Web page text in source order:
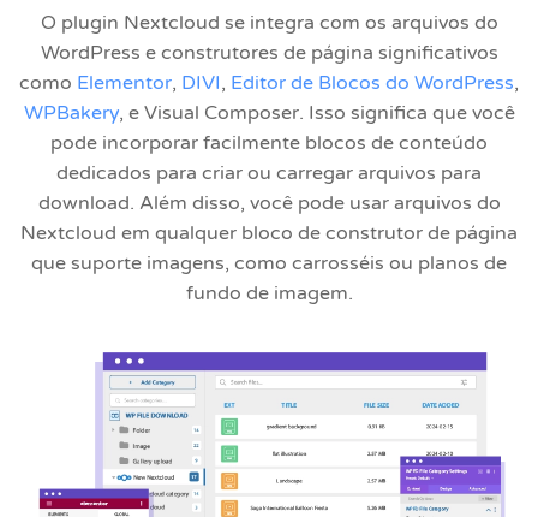
O plugin Nextcloud se integra com os arquivos do
WordPress e construtores de página significativos
como Elementor, DIVI, Editor de Blocos do WordPress,
WPBakery, e Visual Composer. Isso significa que você
pode incorporar facilmente blocos de conteúdo
dedicados para criar ou carregar arquivos para
download. Além disso, você pode usar arquivos do
Nextcloud em qualquer bloco de construtor de página
que suporte imagens, como carrosséis ou planos de
fundo de imagem.